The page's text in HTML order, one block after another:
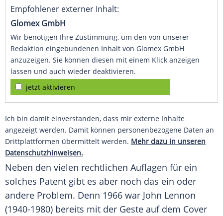
Empfohlener externer Inhalt:
Glomex GmbH
Wir benötigen Ihre Zustimmung, um den von unserer
Redaktion eingebundenen Inhalt von Glomex GmbH
anzuzeigen. Sie können diesen mit einem Klick anzeigen
lassen und auch wieder deaktivieren.
jetzt aktivieren
Ich bin damit einverstanden, dass mir externe Inhalte
angezeigt werden. Damit können personenbezogene Daten an
Drittplattformen übermittelt werden. Mehr dazu in unseren
Datenschutzhinweisen.
Neben den vielen rechtlichen Auflagen für ein
solches Patent gibt es aber noch das ein oder
andere Problem. Denn 1966 war John Lennon
(1940-1980) bereits mit der Geste auf dem Cover